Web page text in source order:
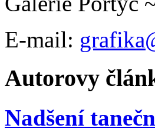
E-mail:
Autorovy
Nadšení